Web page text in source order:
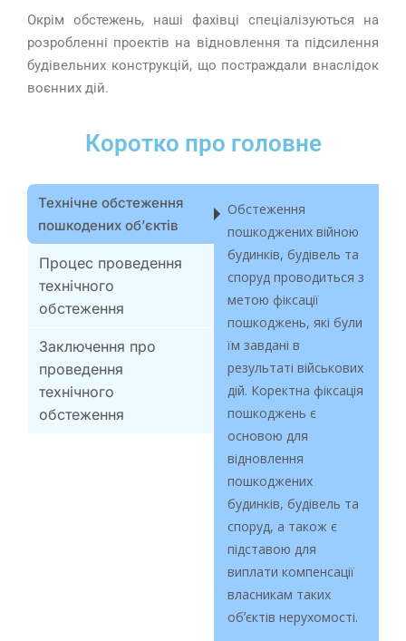
Окрім обстежень, наші фахівці спеціалізуються на
розробленні проектів на відновлення та підсилення
будівельних конструкцій, що постраждали внаслідок
воєнних дій.
Коротко про головне
Технічне обстеження
пошкодених обʼєктів
Процес проведення
технічного
обстеження
Заключення про
проведення
технічного
обстеження
Обстеження
пошкоджених війною
будинків, будівель та
споруд проводиться з
метою фіксації
пошкоджень, які були
їм завдані в
результаті військових
дій. Коректна фіксація
пошкоджень є
основою для
відновлення
пошкоджених
будинків, будівель та
споруд, а також є
підставою для
виплати компенсації
власникам таких
обʼєктів нерухомості.